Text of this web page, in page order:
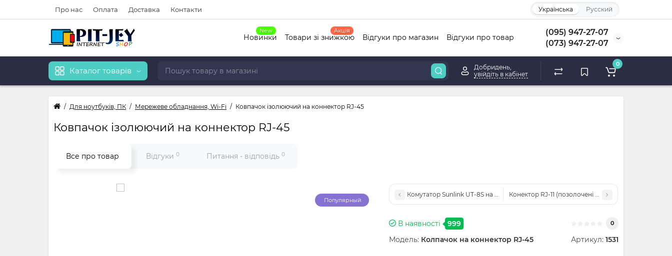
Про нас Оплата Доставка Контакти Українська Русский
(095) 947-27-07
(073) 947-27-07
New
Новинки
Акція
Товари зі знижкою Відгуки про магазин Відгуки про товар
Каталог товарів
Добридень,
увійдіть в кабінет
0
Для ноутбуків, ПК Мережеве обладнання, Wi-Fi Ковпачок ізолюючий на коннектор RJ-45
Ковпачок ізолюючий на коннектор RJ-45
Все про товар Відгуки 0 Питання - відповідь 0
Популярный
Комутатор Sunlink UT-8S на 8 портівКонектор RJ-11 (позолочені контакти) 10 штук
В наявності 999 0
Модель: Колпачок на коннектор RJ-45 Артикул: 1531